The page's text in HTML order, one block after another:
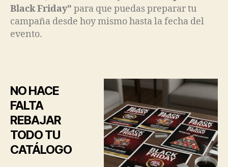
Black Friday” para que puedas preparar tu
campaña desde hoy mismo hasta la fecha del
evento.
NO HACE
FALTA
REBAJAR
TODO TU
CATÁLOGO